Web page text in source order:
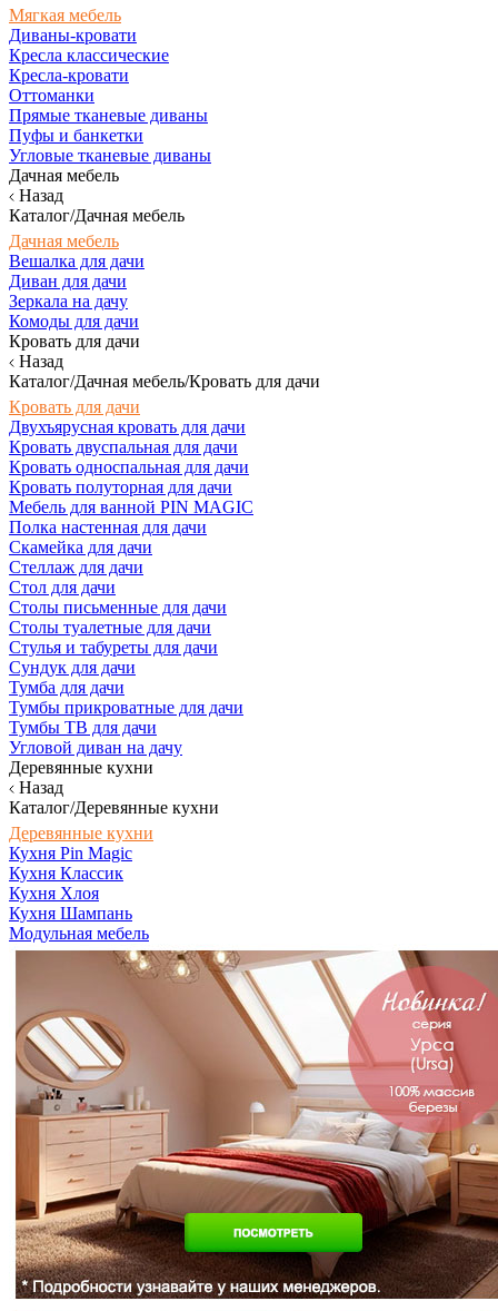
Мягкая мебель
Диваны-кровати
Кресла классические
Кресла-кровати
Оттоманки
Прямые тканевые диваны
Пуфы и банкетки
Угловые тканевые диваны
Дачная мебель
Назад
Каталог/Дачная мебель
Дачная мебель
Вешалка для дачи
Диван для дачи
Зеркала на дачу
Комоды для дачи
Кровать для дачи
Назад
Каталог/Дачная мебель/Кровать для дачи
Кровать для дачи
Двухъярусная кровать для дачи
Кровать двуспальная для дачи
Кровать односпальная для дачи
Кровать полуторная для дачи
Мебель для ванной PIN MAGIC
Полка настенная для дачи
Скамейка для дачи
Стеллаж для дачи
Стол для дачи
Столы письменные для дачи
Столы туалетные для дачи
Стулья и табуреты для дачи
Сундук для дачи
Тумба для дачи
Тумбы прикроватные для дачи
Тумбы ТВ для дачи
Угловой диван на дачу
Деревянные кухни
Назад
Каталог/Деревянные кухни
Деревянные кухни
Кухня Pin Magic
Кухня Классик
Кухня Хлоя
Кухня Шампань
Модульная мебель